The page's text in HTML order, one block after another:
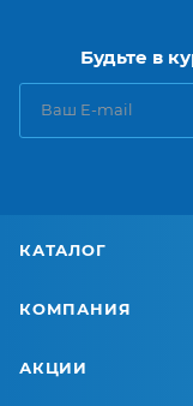
Будьте в
КАТАЛОГ
КОМПАНИЯ
АКЦИИ